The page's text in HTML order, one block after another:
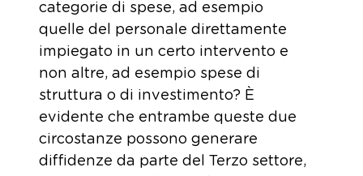
categorie di spese, ad esempio
quelle del personale direttamente
impiegato in un certo intervento e
non altre, ad esempio spese di
struttura o di investimento? È
evidente che entrambe queste due
circostanze possono generare
diffidenze da parte del Terzo settore,